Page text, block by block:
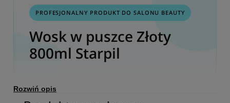
PROFESJONALNY PRODUKT DO SALONU BEAUTY
Wosk w puszce Złoty
800ml Starpil
Rozwiń opis